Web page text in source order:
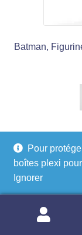
Pour
boîtes plexi
Ignorer
Batman,
Recherche
Recherche
Recherche